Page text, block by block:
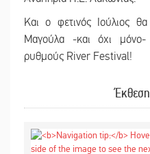
Και ο φετινός Ιούλιος
Μαγούλα -και όχι
ρυθμούς River Festival!